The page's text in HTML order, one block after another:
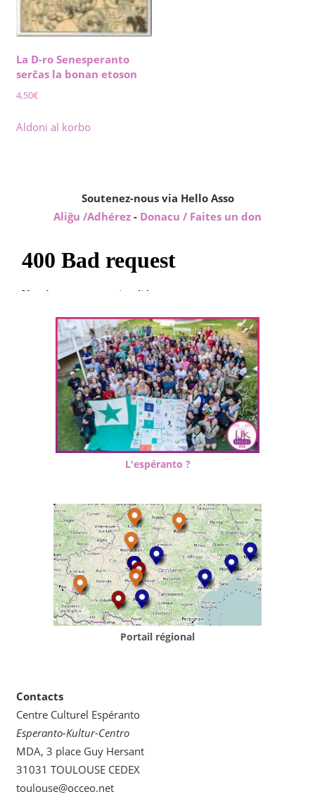
La D-ro Senesperanto
serĉas la bonan etoson
4,50€
Aldoni al korbo
Soutenez-nous via Hello Asso
Aliĝu /Adhérez - Donacu / Faites un don
L'espéranto ?
Portail régional
Contacts
Centre Culturel Espéranto
Esperanto-Kultur-Centro
MDA, 3 place Guy Hersant
31031 TOULOUSE CEDEX
toulouse@occeo.net